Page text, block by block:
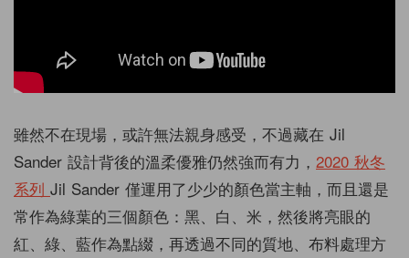
雖然不在現場，或許無法親身感受，不過藏在 Jil
Sander 設計背後的溫柔優雅仍然強而有力， 2020 秋冬
系列 Jil Sander 僅運用了少少的顏色當主軸，而且還是
常作為綠葉的三個顏色：黑、白、米，然後將亮眼的
紅、綠、藍作為點綴，再透過不同的質地、布料處理方